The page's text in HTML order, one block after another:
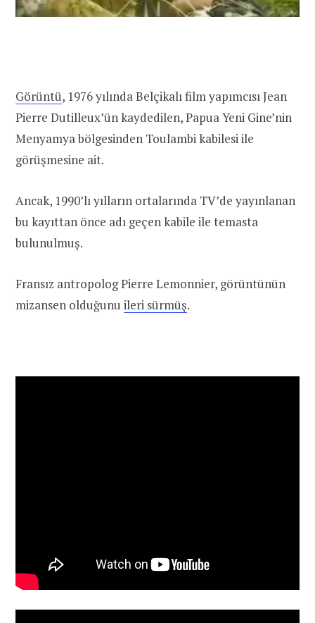
Görüntü, 1976 yılında Belçikalı film yapımcısı Jean
Pierre Dutilleux’ün kaydedilen, Papua Yeni Gine’nin
Menyamya bölgesinden Toulambi kabilesi ile
görüşmesine ait.
Ancak, 1990’lı yılların ortalarında TV’de yayınlanan
bu kayıttan önce adı geçen kabile ile temasta
bulunulmuş.
Fransız antropolog Pierre Lemonnier, görüntünün
mizansen olduğunu ileri sürmüş.